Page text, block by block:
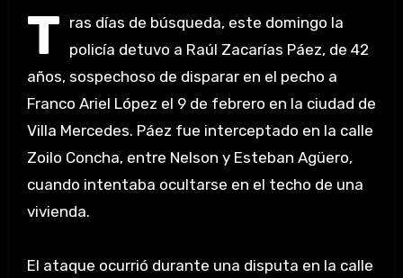
T ras días de búsqueda, este domingo la
policía detuvo a Raúl Zacarías Páez, de 42
años, sospechoso de disparar en el pecho a
Franco Ariel López el 9 de febrero en la ciudad de
Villa Mercedes. Páez fue interceptado en la calle
Zoilo Concha, entre Nelson y Esteban Agüero,
cuando intentaba ocultarse en el techo de una
vivienda.
El ataque ocurrió durante una disputa en la calle